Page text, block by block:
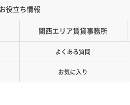
お役立ち情報
関西エリア賃貸事務所
よくある質問
お気に入り